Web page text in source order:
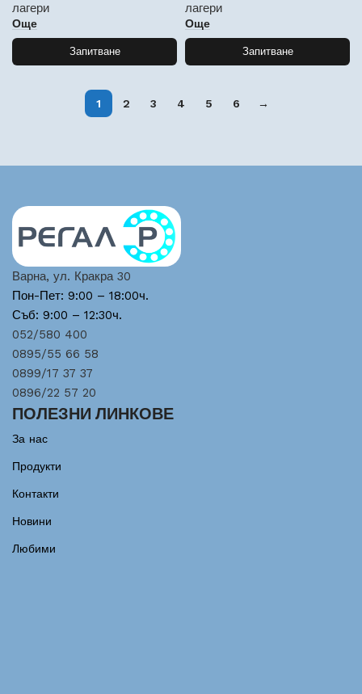
лагери
Още
Запитване
лагери
Още
Запитване
1 2 3 4 5 6 →
Варна, ул. Кракра 30
Пон-Пет: 9:00 – 18:00ч.
Съб: 9:00 – 12:30ч.
052/580 400
0895/55 66 58
0899/17 37 37
0896/22 57 20
ПОЛЕЗНИ ЛИНКОВЕ
За нас
Продукти
Контакти
Новини
Любими